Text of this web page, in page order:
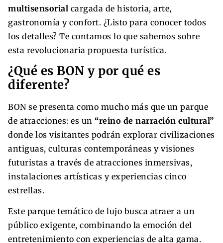
multisensorial cargada de historia, arte,
gastronomía y confort. ¿Listo para conocer todos
los detalles? Te contamos lo que sabemos sobre
esta revolucionaria propuesta turística.
¿Qué es BON y por qué es
diferente?
BON se presenta como mucho más que un parque
de atracciones: es un “reino de narración cultural”
donde los visitantes podrán explorar civilizaciones
antiguas, culturas contemporáneas y visiones
futuristas a través de atracciones inmersivas,
instalaciones artísticas y experiencias cinco
estrellas.
Este parque temático de lujo busca atraer a un
público exigente, combinando la emoción del
entretenimiento con experiencias de alta gama.